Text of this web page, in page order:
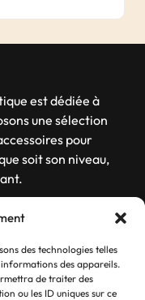
des technologies telles
des appareils.
de traiter des
ou les ID uniques sur ce
est dédiée à
une sélection
pour
soit son niveau,